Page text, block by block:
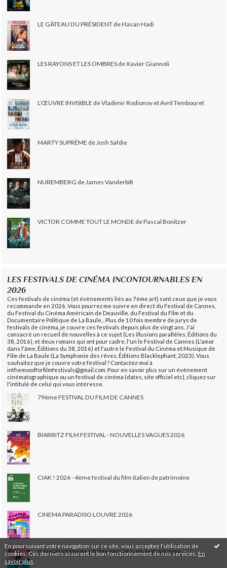
En poursuivant votre navigation sur ce site, vous acceptez l'utilisation de
cookies. Ces derniers assurent le bon fonctionnement de nos services. En
savoir plus
LE GÂTEAU DU PRÉSIDENT de Hasan Hadi
LES RAYONS ET LES OMBRES de Xavier Giannoli
L’ŒUVRE INVISIBLE de Vladimir Rodionov et Avril Tembouret
MARTY SUPRÊME de Josh Safdie
NUREMBERG de James Vanderbilt
VICTOR COMME TOUT LE MONDE de Pascal Bonitzer
LES FESTIVALS DE CINÉMA INCONTOURNABLES EN
2026
Ces festivals de cinéma (et évènements liés au 7ème art) sont ceux que je vous
recommande en 2026. Vous pourrez me suivre en direct du Festival de Cannes,
du Festival du Cinéma Américain de Deauville, du Festival du Film et du
Documentaire Politique de La Baule... Plus de 10 fois membre de jurys de
festivals de cinéma, je couvre ces festivals depuis plus de vingt ans. J'ai
consacré un recueil de nouvelles à ce sujet (Les illusions parallèles, Éditions du
38, 2016), et deux romans qui ont pour cadre, l'un le Festival de Cannes (L'amor
dans l'âme, Éditions du 38, 2016) et l'autre le Festival du Cinéma et Musique de
Film de La Baule (La Symphonie des rêves, Éditions Blacklephant, 2023). Vous
souhaitez que je couvre votre festival ? Contactez-moi à
inthemoodforfilmfestivals@gmail.com. Pour en savoir plus sur un évènement
cinématographique ou un festival de cinéma (dates, site officiel etc), cliquez sur
l'intitulé de celui qui vous intéresse.
79ème FESTIVAL DU FILM DE CANNES
BIARRITZ FILM FESTIVAL - NOUVELLES VAGUES 2026
CIAK ! 2026 - 4ème festival du film italien de patrimoine
CINEMA PARADISO LOUVRE 2026
DINARD FESTIVAL BRITANNIQUE & IRLANDAIS 2026